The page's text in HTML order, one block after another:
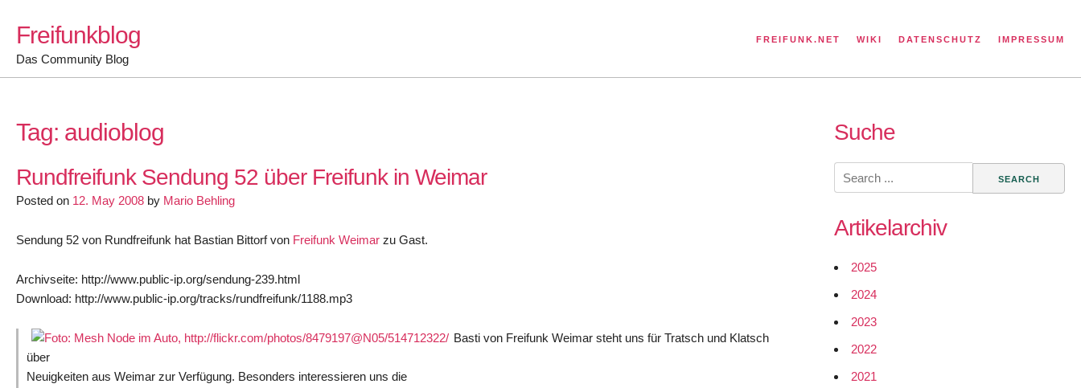
content
Freifunkblog
Das Community Blog
FREIFUNK.NET WIKI DATENSCHUTZ IMPRESSUM
Tag: audioblog
Rundfreifunk Sendung 52 über Freifunk in Weimar
Posted on 12. May 2008 by Mario Behling
Sendung 52 von Rundfreifunk hat Bastian Bittorf von Freifunk Weimar zu Gast.
Archivseite: http://www.public-ip.org/sendung-239.html
Download: http://www.public-ip.org/tracks/rundfreifunk/1188.mp3
Basti von Freifunk Weimar steht uns für Tratsch und Klatsch
über
Neuigkeiten aus Weimar zur Verfügung. Besonders interessieren uns die
Suche
Search
for:
Artikelarchiv
2025
2024
2023
2022
2021